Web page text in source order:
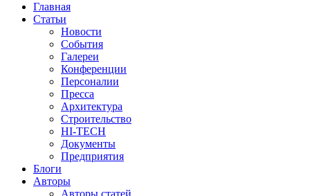
Главная
Статьи
Новости
События
Галереи
Конференции
Персоналии
Пресса
Архитектура
Строительство
HI-TECH
Документы
Предприятия
Блоги
Авторы
Авторы статей